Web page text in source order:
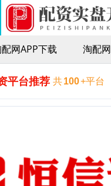
网APP下载 淘配网
平台推荐 共100+平台